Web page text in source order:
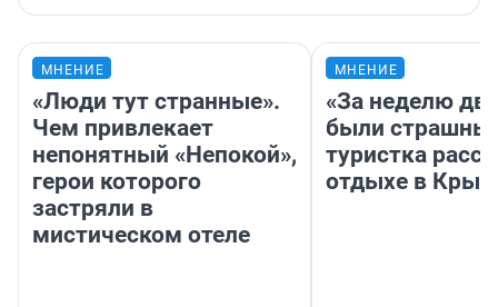
МНЕНИЕ
«Люди тут странные».
Чем привлекает
непонятный «Непокой»,
герои которого
застряли в
мистическом отеле
МНЕНИЕ
«За неделю
были
туристка
отдыхе в